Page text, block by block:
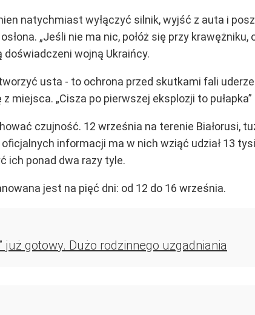
natychmiast wyłączyć silnik, wyjść z auta i
„Jeśli nie ma nic, połóż się przy
wojną Ukraińcy.
usta - to ochrona przed skutkami fali
miejsca. „Cisza po pierwszej eksplozji to
czujność. 12 września na terenie Białorusi,
informacji ma w nich wziąć udział 13
ich ponad dwa razy tyle.
jest na pięć dni: od 12 do 16 września.
już gotowy. Dużo rodzinnego uzgadniania